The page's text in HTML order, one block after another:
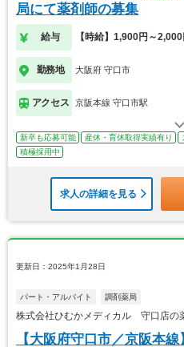
局にて薬剤師の募集
給与 【時給】1,900円～2,000
勤務地 大阪府 守口市
アクセス 京阪本線 守口市駅
新卒も応募可能 産休・育休取得実績有り
積極採用中
求人の詳細を見る
更新日：2025年1月28日
パート・アルバイト 調剤薬局
株式会社ひむかメディカル 守口店の
【大阪府守口市／京阪本